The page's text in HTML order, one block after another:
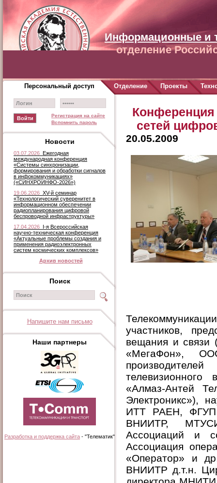
Информационные и
отделение
Регистрация на сайте
Вспомнить пароль
Новости
03.07.2026 Ежегодная
международная конференция
«Системы синхронизации,
формирования и обработки сигналов
в инфокоммуникациях»
(«СИНХРОИНФО-2026»)
19.06.2026 XV-й семинар
«Технологический суверенитет в
информационном обеспечении
радиопланирования цифровой
беспроводной инфраструктуры»
17.04.2026 I-я Всероссийская
научно-техническая конференция
«Актуальные проблемы создания и
применения радиоэлектронных
систем космических комплексов»
Архив новостей
Поиск
Напишите нам письмо
Наши партнеры
Разработка и поддержка сайта - "Телематик"
сетей
20.05.2009
участников,
вещания и
«МегаФон»,
«Алмаз-Антей
Электроникс»),
ИТТ РАЕН,
ВНИИТР,
Ассоциаций и
Ассоциация
«Оператор» и
ВНИИТР д.т.н.
Персональный доступ Отделение Проекты